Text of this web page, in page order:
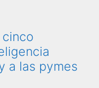
a las pymes